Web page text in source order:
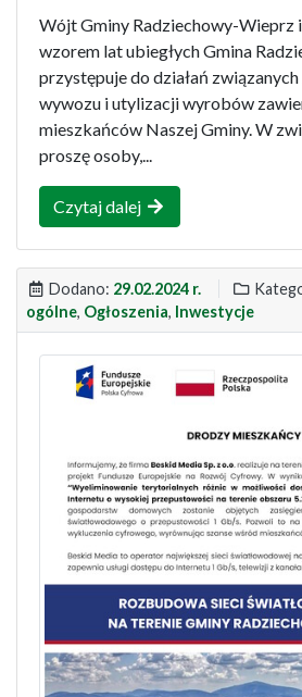
Wójt Gminy Radziechowy-Wieprz
wzorem lat ubiegłych Gmina
przystępuje do działań
wywozu i utylizacji wyrobów
mieszkańców Naszej Gminy. W
proszę osoby,...
Czytaj dalej
Dodano: 29.02.2024 r.
ogólne, Ogłoszenia, Inwestycje